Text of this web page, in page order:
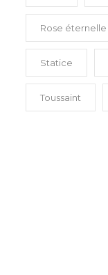
Rose éternelle
Statice
Toussaint